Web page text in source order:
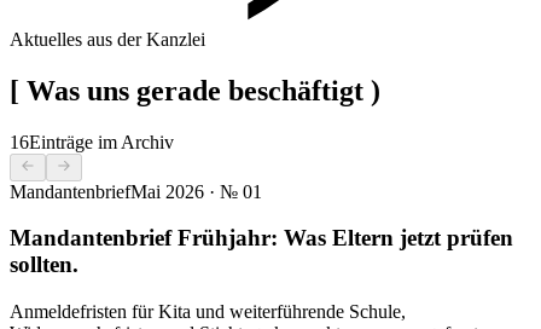
Aktuelles aus der Kanzlei
[ Was uns gerade beschäftigt )
16Einträge im Archiv
MandantenbriefMai 2026 · № 01
Mandantenbrief Frühjahr: Was Eltern jetzt prüfen
sollten.
Anmeldefristen für Kita und weiterführende Schule,